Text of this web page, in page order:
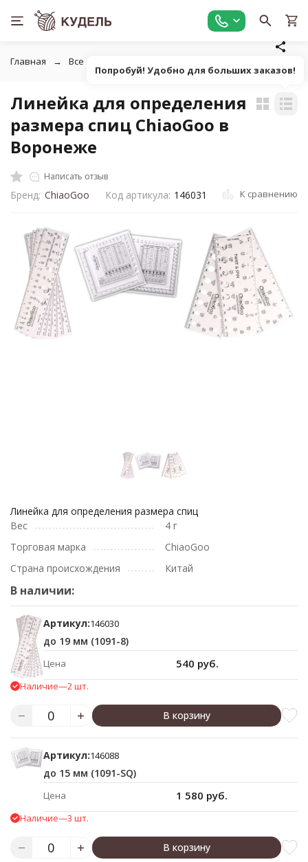
Главная Все для вязания
Линейка для определения
размера спиц ChiaoGoo в
Воронеже
Написать отзыв
Бренд: ChiaoGoo Код артикула: 146031 К сравнению
Линейка для определения размера спиц
Вес
4 г
Торговая марка
ChiaoGoo
Страна происхождения
Китай
В наличии:
Артикул:146030
до 19 мм (1091-8)
Цена 540 руб.
Наличие—2 шт.
В корзину
Артикул:146088
до 15 мм (1091-SQ)
Цена 1 580 руб.
Наличие—3 шт.
В корзину
Попробуй! Удобно для больших заказов!